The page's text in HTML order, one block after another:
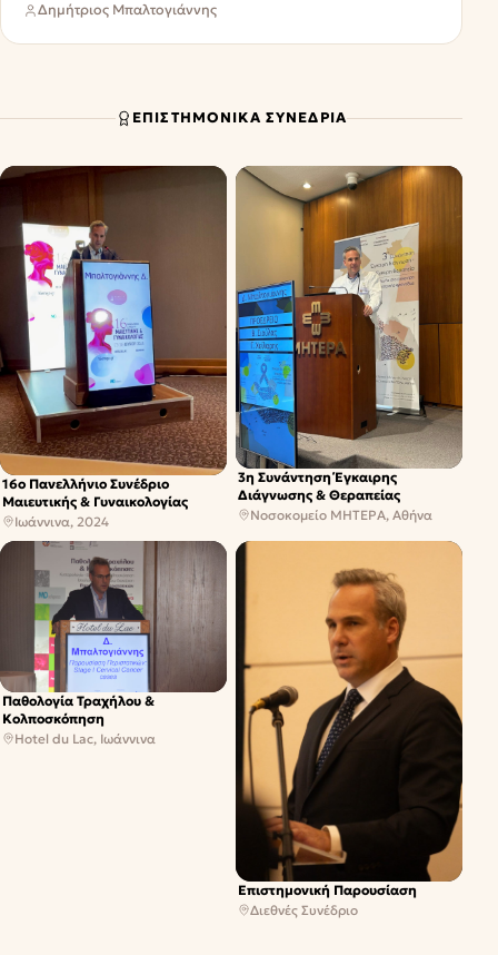
Δημήτριος Μπαλτογιάννης
ΕΠΙΣΤΗΜΟΝΙΚΆ ΣΥΝΈΔΡΙΑ
16ο Πανελλήνιο Συνέδριο
Μαιευτικής & Γυναικολογίας
Ιωάννινα, 2024
3η Συνάντηση Έγκαιρης
Διάγνωσης & Θεραπείας
Νοσοκομείο ΜΗΤΕΡΑ, Αθήνα
Παθολογία Τραχήλου &
Κολποσκόπηση
Hotel du Lac, Ιωάννινα
Επιστημονική Παρουσίαση
Διεθνές Συνέδριο